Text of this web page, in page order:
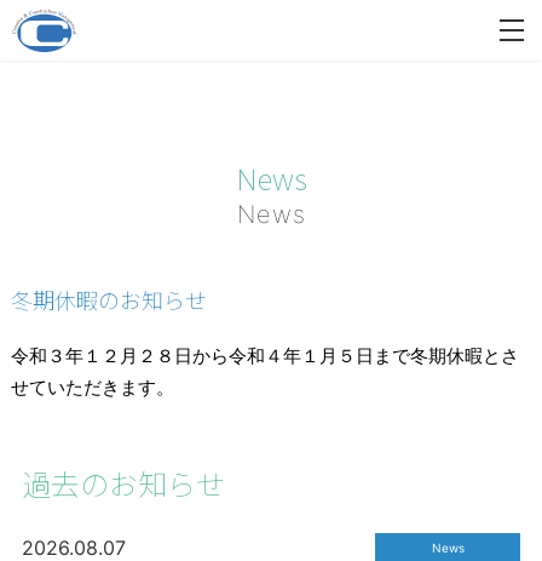
News
News
冬期休暇のお知らせ
令和３年１２月２８日から令和４年１月５日まで冬期休暇とさ
せていただきます。
過去のお知らせ
2026.08.07 News